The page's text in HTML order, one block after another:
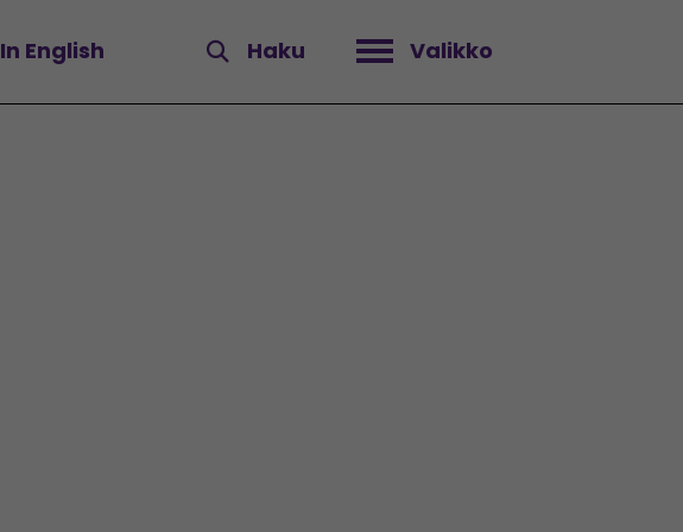
In English Haku Valikko
Avaa valikko